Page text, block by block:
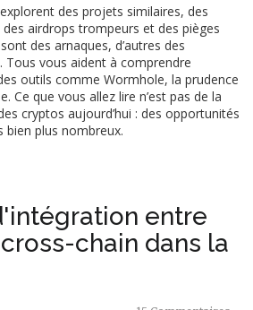
des projets similaires, des
airdrops trompeurs et des pièges
des arnaques, d’autres des
Tous vous aident à comprendre
outils comme Wormhole, la prudence
Ce que vous allez lire n’est pas de la
cryptos aujourd’hui : des opportunités
bien plus nombreux.
entre
chain dans la